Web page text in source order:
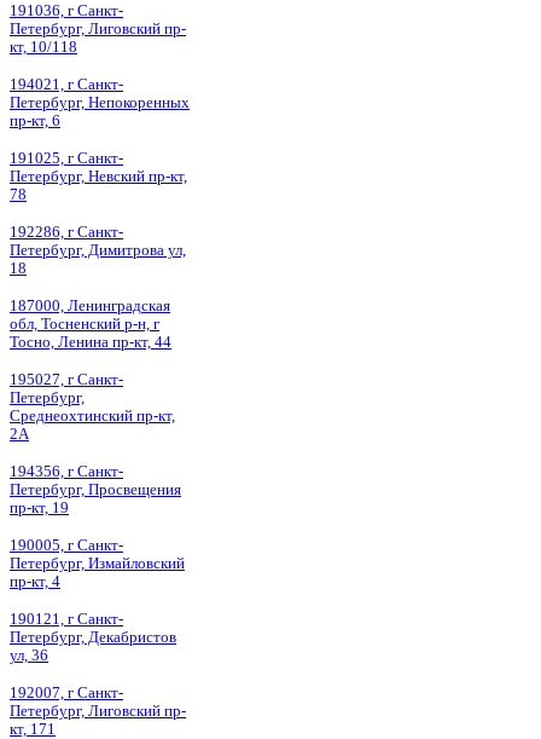
191036, г Санкт-
Петербург, Лиговский пр-
кт, 10/118
194021, г Санкт-
Петербург, Непокоренных
пр-кт, 6
191025, г Санкт-
Петербург, Невский пр-кт,
78
192286, г Санкт-
Петербург, Димитрова ул,
18
187000, Ленинградская
обл, Тосненский р-н, г
Тосно, Ленина пр-кт, 44
195027, г Санкт-
Петербург,
Среднеохтинский пр-кт,
2А
194356, г Санкт-
Петербург, Просвещения
пр-кт, 19
190005, г Санкт-
Петербург, Измайловский
пр-кт, 4
190121, г Санкт-
Петербург, Декабристов
ул, 36
192007, г Санкт-
Петербург, Лиговский пр-
кт, 171